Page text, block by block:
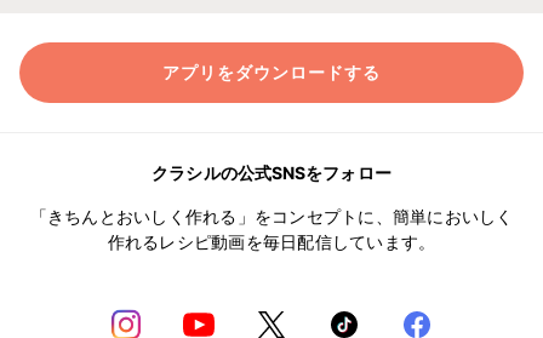
アプリをダウンロードする
クラシルの公式SNSをフォロー
「きちんとおいしく作れる」をコンセプトに、簡単においしく
作れるレシピ動画を毎日配信しています。